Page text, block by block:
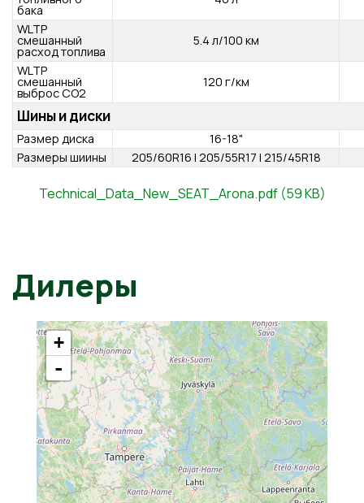
Максимальная
скорость 182 км/ч
Ускорение 0-
100 км/ч
Топливо
Тип топлива
Объем
топливного
бака
40 л
смешанный
расход топлива
5.4 л/100 км
Шины и диски
Размер диска
Размеры шиины 205/60R16 | 205/55R17 | 215/45R18
Technical_Data_New_SEAT_Arona.pdf (59 KB)
Дилеры
+
-